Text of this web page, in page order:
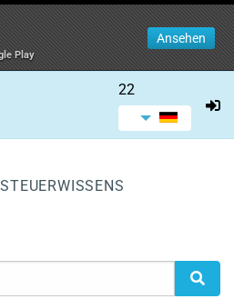
Play
Ansehen
22